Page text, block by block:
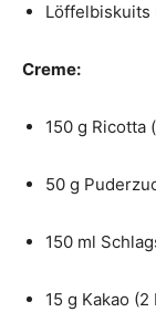
Löffelbiskuits
Creme:
150 g Ricotta
50 g
150 ml
15 g Kakao (2